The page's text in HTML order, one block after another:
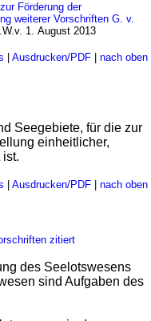
Förderung der
weiterer Vorschriften G. v.
1. August 2013
Ausdrucken/PDF| nach oben
Seegebiete, für die zur
einheitlicher,
Ausdrucken/PDF| nach oben
zitiert
des Seelotswesens
sind Aufgaben des